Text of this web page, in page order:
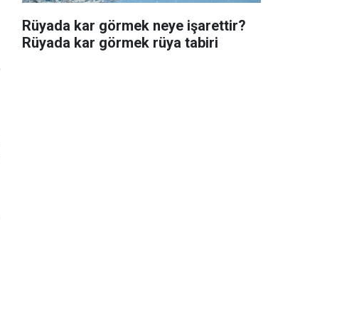
Rüyada kar görmek neye işarettir?
Rüyada kar görmek rüya tabiri